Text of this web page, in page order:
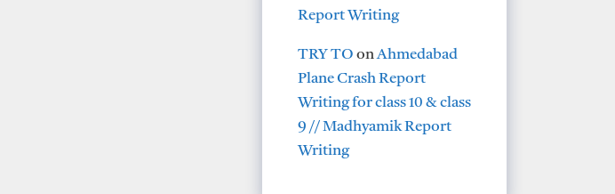
Report Writing
TRY TO onAhmedabad
Plane Crash Report
Writing for class 10 & class
9 // Madhyamik Report
Writing